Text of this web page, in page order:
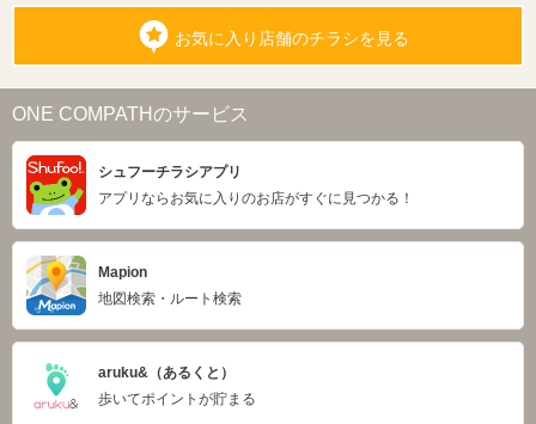
お気に入り店舗のチラシを見る
ONE COMPATHのサービス
シュフーチラシアプリ
アプリならお気に入りのお店がすぐに見つかる！
Mapion
地図検索・ルート検索
aruku&（あるくと）
歩いてポイントが貯まる